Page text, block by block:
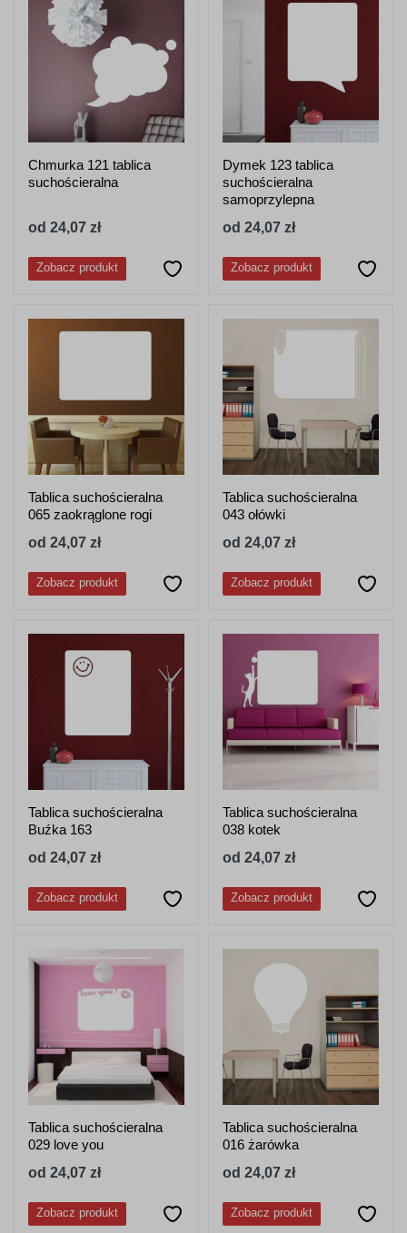
Chmurka 121 tablica
suchościeralna
od 24,07 zł
Zobacz produkt
Dymek 123 tablica
suchościeralna
samoprzylepna
od 24,07 zł
Zobacz produkt
Tablica suchościeralna
065 zaokrąglone rogi
od 24,07 zł
Zobacz produkt
Tablica suchościeralna
043 ołówki
od 24,07 zł
Zobacz produkt
Tablica suchościeralna
Buźka 163
od 24,07 zł
Zobacz produkt
Tablica suchościeralna
038 kotek
od 24,07 zł
Zobacz produkt
Tablica suchościeralna
029 love you
od 24,07 zł
Zobacz produkt
Tablica suchościeralna
016 żarówka
od 24,07 zł
Zobacz produkt